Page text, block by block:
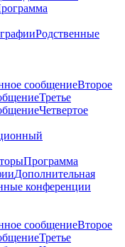
Родственные
сообщениеВторое
Третье
Четвертое
Программа
Дополнительная
конференции
сообщениеВторое
Третье